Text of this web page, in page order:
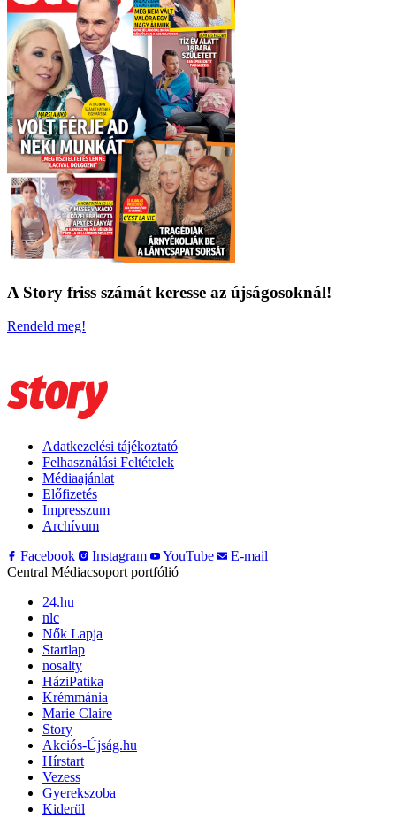
A Story friss számát keresse az újságosoknál!
Rendeld meg!
Adatkezelési tájékoztató
Felhasználási Feltételek
Médiaajánlat
Előfizetés
Impresszum
Archívum
Facebook
Instagram YouTube
E-mail
Central Médiacsoport portfólió
24.hu
nlc
Nők Lapja
Startlap
nosalty
HáziPatika
Krémmánia
Marie Claire
Story
Akciós-Újság.hu
Hírstart
Vezess
Gyerekszoba
Kiderül